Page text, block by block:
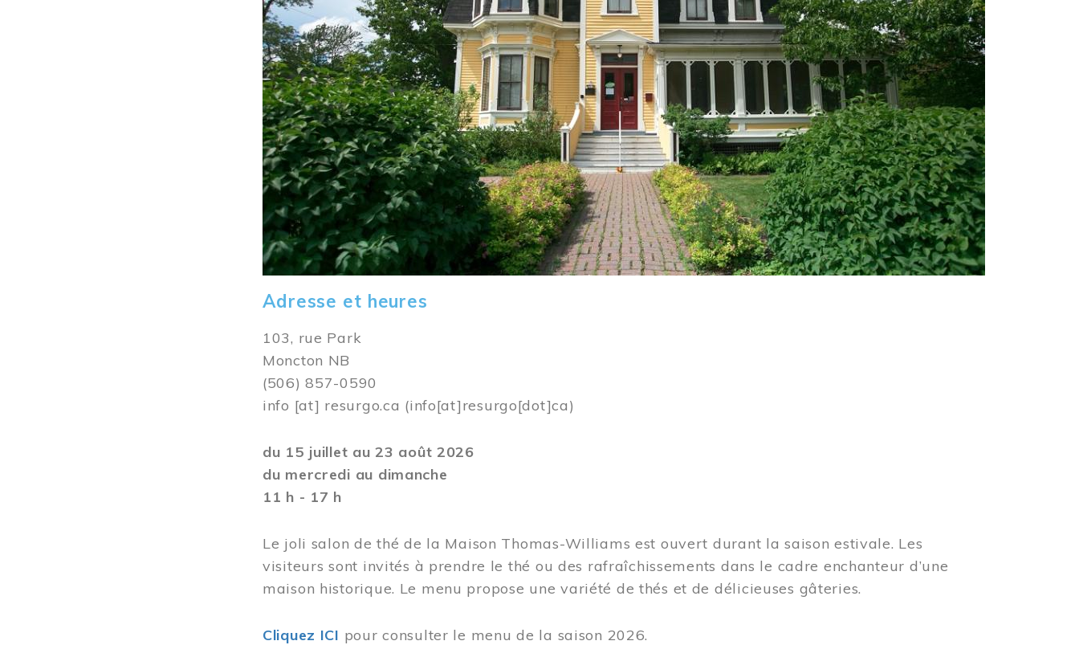
Adresse et heures
103, rue Park
Moncton NB
(506) 857-0590
info [at] resurgo.ca (info[at]resurgo[dot]ca)
du 15 juillet au 23 août 2026
du mercredi au dimanche
11 h - 17 h
Le joli salon de thé de la Maison Thomas-Williams est ouvert durant la saison estivale. Les
visiteurs sont invités à prendre le thé ou des rafraîchissements dans le cadre enchanteur d’une
maison historique. Le menu propose une variété de thés et de délicieuses gâteries.
Cliquez ICI pour consulter le menu de la saison 2026.